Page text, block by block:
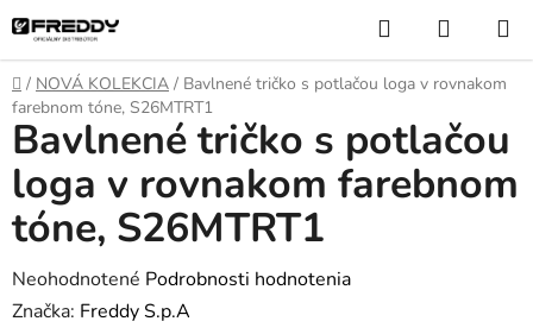
Prejsť
na
obsah
Hľadať
KOŠÍK
Domov
/ NOVÁ KOLEKCIA / Bavlnené tričko s potlačou loga v rovnakom
farebnom tóne, S26MTRT1
Bavlnené tričko s potlačou
loga v rovnakom farebnom
tóne, S26MTRT1
Priemerné
hodnotenie
Neohodnotené Podrobnosti hodnotenia
Značka: Freddy S.p.A